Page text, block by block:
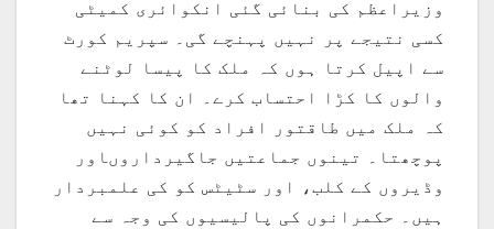
وزیراعظم کی بنائی گئی انکوائری کمیٹی
کسی نتیجے پر نہیں پہنچے گی۔ سپریم کورٹ
سے اپیل کرتا ہوں کہ ملک کا پیسا لوٹنے
والوں کا کڑا احتساب کرے۔ ان کا کہنا تھا
کہ ملک میں طاقتور افراد کو کوئی نہیں
پوچھتا۔ تینوں جماعتیں جاگیرداروںاور
وڈیروں کے کلب، اور سٹیٹس کو کی علمبردار
ہیں۔ حکمرانوں کی پالیسیوں کی وجہ سے